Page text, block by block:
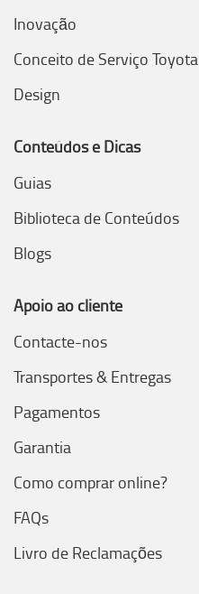
Inovação
Conceito de Serviço Toyota
Design
Conteúdos e Dicas
Guias
Biblioteca de Conteúdos
Blogs
Apoio ao cliente
Contacte-nos
Transportes & Entregas
Pagamentos
Garantia
Como comprar online?
FAQs
Livro de Reclamações